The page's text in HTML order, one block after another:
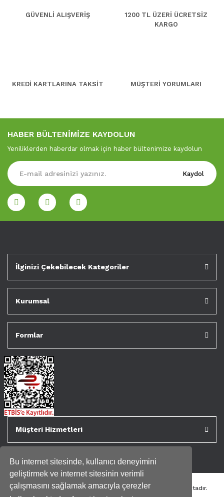
Bu internet sitesinde, kullanıcı deneyimini
geliştirmek ve internet sitesinin verimli
çalışmasını sağlamak amacıyla çerezler
GÜVENLİ ALIŞVERİŞ
1200 TL ÜZERİ ÜCRETSİZ
KARGO
KREDİ KARTLARINA TAKSİT MÜŞTERİ YORUMLARI
HABER BÜLTENİMİZE KAYDOLUN
Yeniliklerden haberdar olmak için haber bültenimize kaydolun
Kaydol
İlginizi Çekebilecek Kategoriler
Kurumsal
Formlar
Müşteri Hizmetleri
Tüm kredi kartı bilgileriniz 256bit SSL Sertifikası ile korunmaktadır.